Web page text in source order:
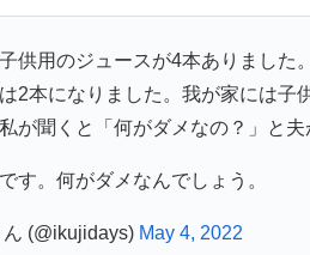
供用のジュースが4本ありました
2本になりました。我が家には子
が聞くと「何がダメなの？」と夫
す。何がダメなんでしょう。
(@ikujidays) May 4, 2022